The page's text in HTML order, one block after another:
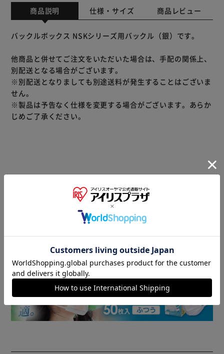
商品説明 仕様・サイズ 商品レビュー
バックルボックス NSKシリーズ用バックル（銀）です。
他商品と併せてご注文をいただいた場合は、手配の関係上、
別配送となる場合がございます。
※別配送となりましても別途送料が発生することはございま
せん。
※製品は予告なく仕様を変更する場合がございます。あらか
じめご了承ください。
商品情報
▼ 食品・飲料おすすめ ▼